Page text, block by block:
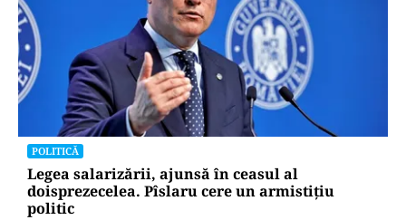
POLITICĂ
Legea salarizării, ajunsă în ceasul al
doisprezecelea. Pîslaru cere un armistițiu
politic